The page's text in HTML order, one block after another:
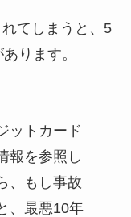
てしまうと、5
ります。
ットカード
報を参照し
、もし事故
、最悪10年